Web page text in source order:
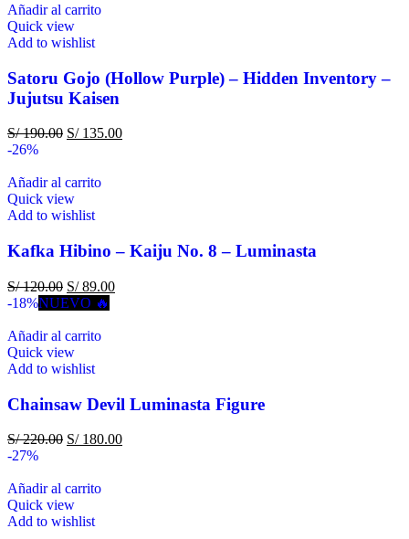
Añadir al carrito
Quick view
Add to wishlist
Satoru Gojo (Hollow Purple) – Hidden Inventory –
Jujutsu Kaisen
S/190.00 S/135.00
-26%
Añadir al carrito
Quick view
Add to wishlist
Kafka Hibino – Kaiju No. 8 – Luminasta
S/120.00 S/89.00
-18%NUEVO 🔥
Añadir al carrito
Quick view
Add to wishlist
Chainsaw Devil Luminasta Figure
S/220.00 S/180.00
-27%
Añadir al carrito
Quick view
Add to wishlist